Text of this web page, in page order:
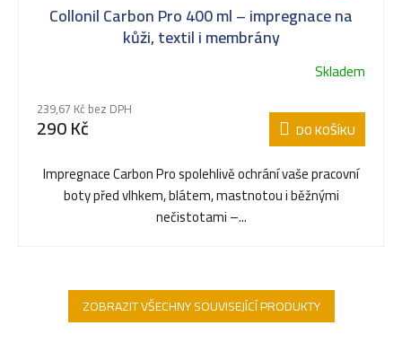
Collonil Carbon Pro 400 ml – impregnace na
kůži, textil i membrány
Skladem
239,67 Kč bez DPH
290 Kč DO KOŠÍKU
Impregnace Carbon Pro spolehlivě ochrání vaše pracovní
boty před vlhkem, blátem, mastnotou i běžnými
nečistotami –...
ZOBRAZIT VŠECHNY SOUVISEJÍCÍ PRODUKTY